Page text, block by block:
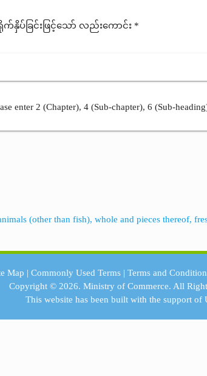
ပ်ခြင်းဖြင့်သော် လည်းကောင်း *
enter 2 (Chapter), 4 (Sub-chapter), 6 (Sub-
(other than fish), whole and pieces thereof,
Map | Commonly Used Terms| Terms and
Copyright © 2026.Ministry of Commerce. All
This website has been built with the support of